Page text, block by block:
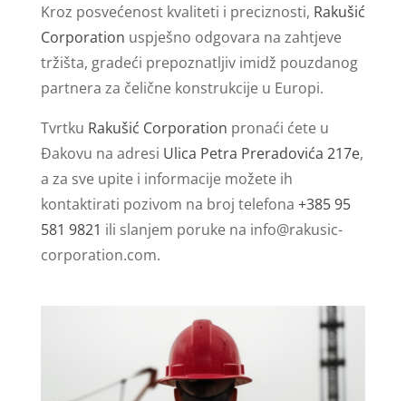
Kroz posvećenost kvaliteti i preciznosti, Rakušić
Corporation uspješno odgovara na zahtjeve
tržišta, gradeći prepoznatljiv imidž pouzdanog
partnera za čelične konstrukcije u Europi.
Tvrtku Rakušić Corporation pronaći ćete u
Đakovu na adresi Ulica Petra Preradovića 217e,
a za sve upite i informacije možete ih
kontaktirati pozivom na broj telefona +385 95
581 9821 ili slanjem poruke na info@rakusic-
corporation.com.